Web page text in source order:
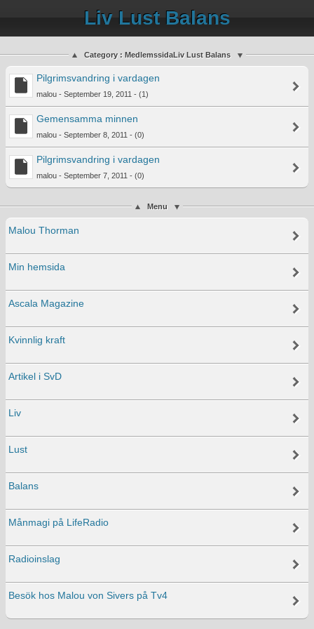
Liv Lust Balans
Category : MedlemssidaLiv Lust Balans
Pilgrimsvandring i vardagen
malou - September 19, 2011 - (1)
Gemensamma minnen
malou - September 8, 2011 - (0)
Pilgrimsvandring i vardagen
malou - September 7, 2011 - (0)
Menu
Malou Thorman
Min hemsida
Ascala Magazine
Kvinnlig kraft
Artikel i SvD
Liv
Lust
Balans
Månmagi på LifeRadio
Radioinslag
Besök hos Malou von Sivers på Tv4